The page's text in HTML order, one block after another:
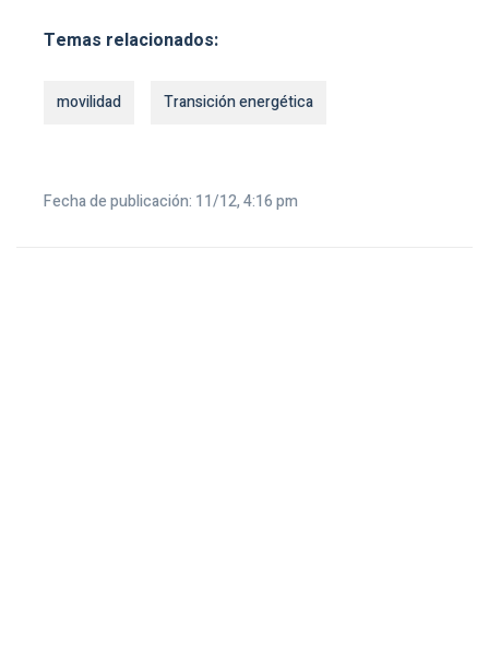
Temas relacionados:
movilidad Transición energética
Fecha de publicación: 11/12, 4:16 pm